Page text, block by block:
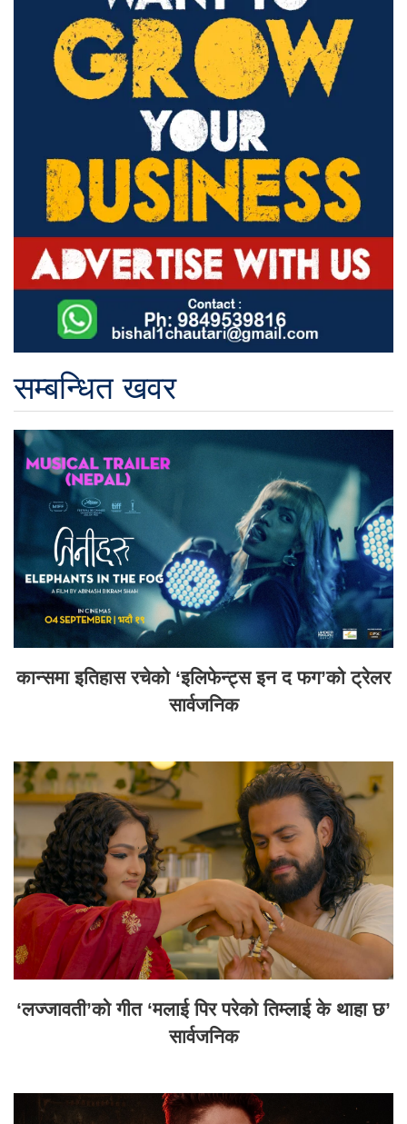
सम्बन्धित खवर
कान्समा इतिहास रचेको ‘इलिफेन्ट्स इन द फग’को ट्रेलर
सार्वजनिक
‘लज्जावती’को गीत ‘मलाई पिर परेको तिम्लाई के थाहा छ’
सार्वजनिक